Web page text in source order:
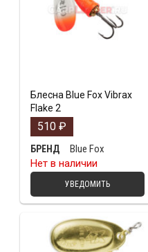
Блесна Blue Fox Vibrax
Flake 2
510 ₽
БРЕНД
Blue Fox
Нет в наличии
УВЕДОМИТЬ